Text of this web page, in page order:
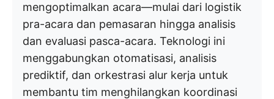
mengoptimalkan acara—mulai dari logistik
pra-acara dan pemasaran hingga analisis
dan evaluasi pasca-acara. Teknologi ini
menggabungkan otomatisasi, analisis
prediktif, dan orkestrasi alur kerja untuk
membantu tim menghilangkan koordinasi